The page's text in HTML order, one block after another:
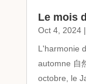
Le mois
Oct 4, 2024|
L'harmonie
automne 自
octobre, le